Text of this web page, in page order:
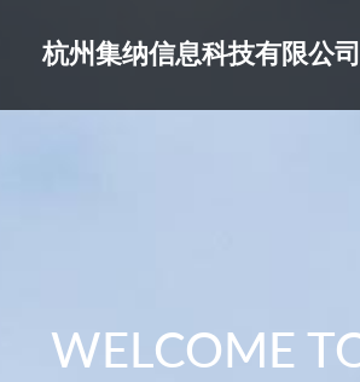
杭州集纳信息科技有限公司
WELCOME